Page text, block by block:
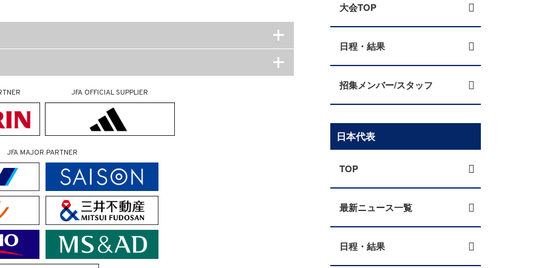
JFA OFFICIALSUPPLIER
JFA MAJOR PARTNER
大会TOP
日程・結果
招集メンバー/スタッフ
日本代表
TOP
最新ニュース一覧
日程・結果